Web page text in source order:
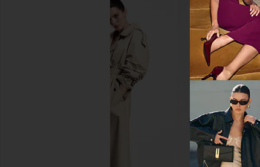
THE ATTICO Mini Shirt Dress in
Multicolor
Previous price:
THE ATTICO Light
in
THE
$760